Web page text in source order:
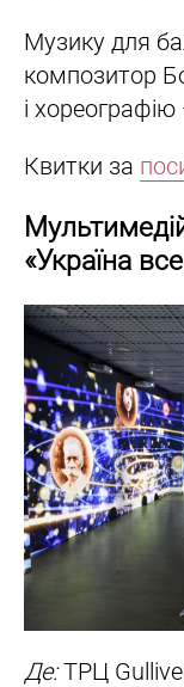
Музику для
композитор
і
Квитки за
«Україна
Де:ТРЦ